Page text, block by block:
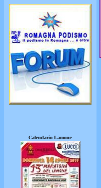
Calendario Lamone